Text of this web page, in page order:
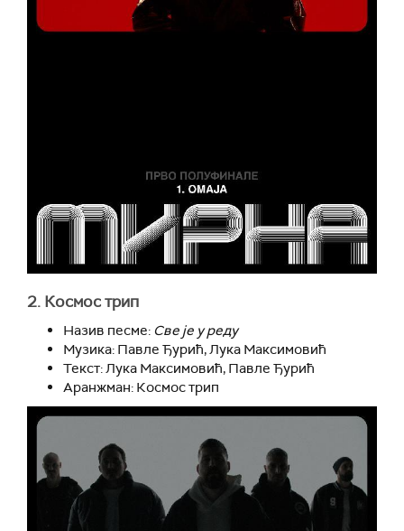
2. Космос трип
Назив песме: Све је у реду
Музика: Павле Ђурић, Лука Максимовић
Текст: Лука Максимовић, Павле Ђурић
Аранжман: Космос трип